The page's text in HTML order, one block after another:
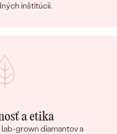
inštitúcií.
a etika
grown diamantov a